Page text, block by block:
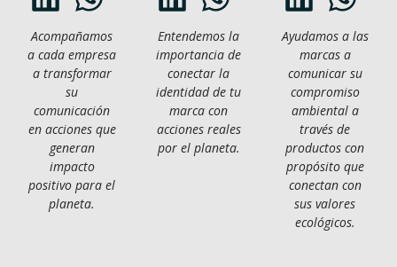
Acompañamos
a cada empresa
a transformar
su
comunicación
en acciones que
generan
impacto
positivo para el
planeta.
Entendemos la
importancia de
conectar la
identidad de tu
marca con
acciones reales
por el planeta.
Ayudamos a las
marcas a
comunicar su
compromiso
ambiental a
través de
productos con
propósito que
conectan con
sus valores
ecológicos.